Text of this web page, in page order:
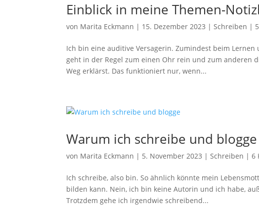
Einblick in meine Themen-
von Marita Eckmann | 15. Dezember 2023 |Schreiben |
Ich bin eine auditive Versagerin. Zumindest beim
geht in der Regel zum einen Ohr rein und zum anderen
Weg erklärst. Das funktioniert nur, wenn...
Warum ich schreibe und blogge
von Marita Eckmann | 5. November 2023 |Schreiben |6
Ich schreibe, also bin. So ähnlich könnte mein
bilden kann. Nein, ich bin keine Autorin und ich habe,
Trotzdem gehe ich irgendwie schreibend...